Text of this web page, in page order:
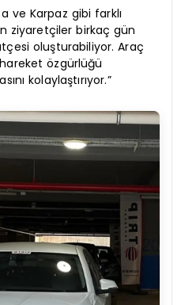
ve Karpaz gibi farklı
ziyaretçiler birkaç gün
oluşturabiliyor. Araç
özgürlüğü
kolaylaştırıyor.”